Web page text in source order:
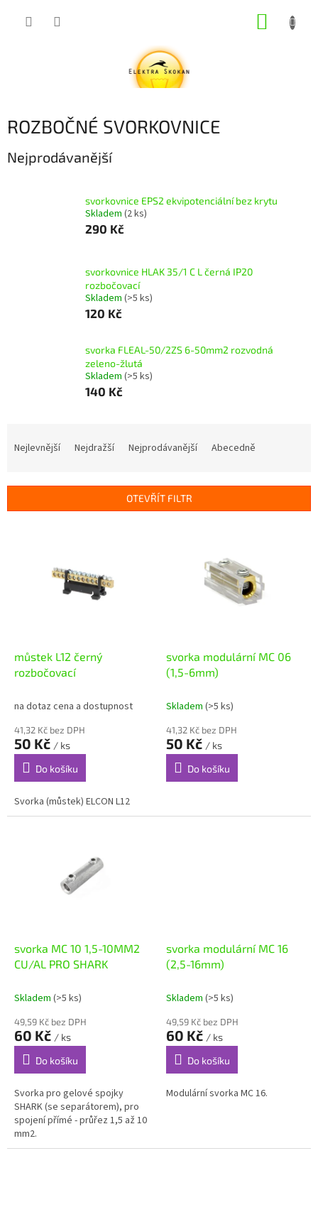
ROZBOČNÉ SVORKOVNICE
Nejprodávanější
svorkovnice EPS2 ekvipotenciální bez krytu
Skladem (2 ks)
290 Kč
svorkovnice HLAK 35/1 C L černá IP20
rozbočovací
Skladem (>5 ks)
120 Kč
svorka FLEAL-50/2ZS 6-50mm2 rozvodná
zeleno-žlutá
Skladem (>5 ks)
140 Kč
í
Nejlevnější Nejdražší Nejprodávanější Abecedně
OTEVŘÍT FILTR
můstek L12 černý
rozbočovací
na dotaz cena a dostupnost
41,32 Kč bez DPH
50 Kč / ks
Do košíku
Svorka (můstek) ELCON L12
svorka modulární MC 06
(1,5-6mm)
Skladem (>5 ks)
41,32 Kč bez DPH
50 Kč / ks
Do košíku
svorka MC 10 1,5-10MM2
CU/AL PRO SHARK
Skladem (>5 ks)
49,59 Kč bez DPH
60 Kč / ks
Do košíku
Svorka pro gelové spojky
SHARK (se separátorem), pro
spojení přímé - průřez 1,5 až 10
mm2.
svorka modulární MC 16
(2,5-16mm)
Skladem (>5 ks)
49,59 Kč bez DPH
60 Kč / ks
Do košíku
Modulární svorka MC 16.